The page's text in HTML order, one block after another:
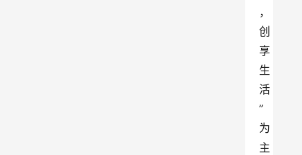
，
创
享
生
活
”
为
主